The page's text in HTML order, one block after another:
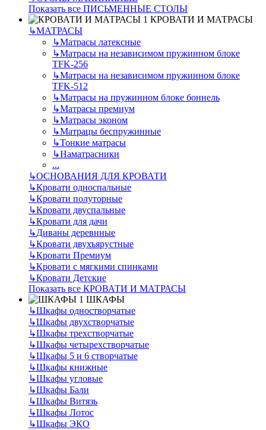
Показать все ПИСЬМЕННЫЕ СТОЛЫ
КРОВАТИ И МАТРАСЫ
↳МАТРАСЫ
↳Матрасы латексные
↳Матрасы на независимом пружинном блоке
TFK-256
↳Матрасы на независимом пружинном блоке
TFK-512
↳Матрасы на пружинном блоке боннель
↳Матрасы премиум
↳Матрасы эконом
↳Матрацы беспружинные
↳Тонкие матрасы
↳Наматрасники
...
↳ОСНОВАНИЯ ДЛЯ КРОВАТИ
↳Кровати односпальные
↳Кровати полуторные
↳Кровати двуспальные
↳Кровати для дачи
↳Диваны деревнные
↳Кровати двухъярустные
↳Кровати Премиум
↳Кровати с мягкими спинками
↳Кровати Детские
Показать все КРОВАТИ И МАТРАСЫ
ШКАФЫ
↳Шкафы одностворчатые
↳Шкафы двухстворчатые
↳Шкафы трехстворчатые
↳Шкафы четырехстворчатые
↳Шкафы 5 и 6 створчатые
↳Шкафы книжные
↳Шкафы угловые
↳Шкафы Бали
↳Шкафы Витязь
↳Шкафы Лотос
↳Шкафы ЭКО